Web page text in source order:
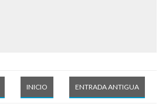
ENTRADA ANTIGUA
INICIO